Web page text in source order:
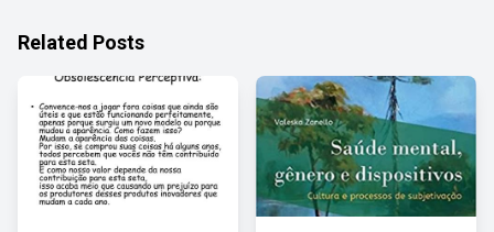
Related Posts